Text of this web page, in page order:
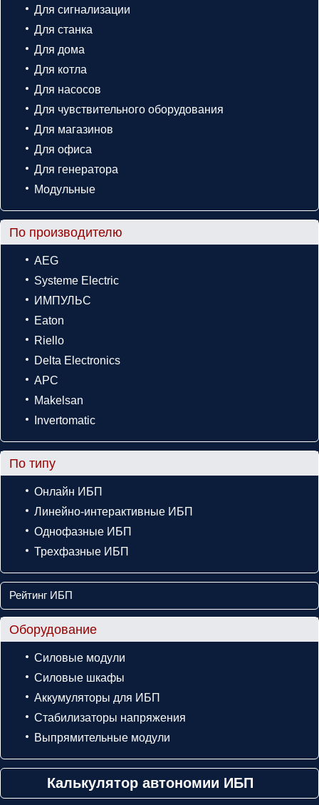
Для сигнализации
Для станка
Для дома
Для котла
Для насосов
Для чувствительного оборудования
Для магазинов
Для офиса
Для генератора
Модульные
По производителю
AEG
Systeme Electric
ИМПУЛЬС
Eaton
Riello
Delta Electronics
APC
Makelsan
Invertomatic
По типу
Онлайн ИБП
Линейно-интерактивные ИБП
Однофазные ИБП
Трехфазные ИБП
Рейтинг ИБП
Оборудование
Силовые модули
Силовые шкафы
Аккумуляторы для ИБП
Стабилизаторы напряжения
Выпрямительные модули
Калькулятор автономии ИБП